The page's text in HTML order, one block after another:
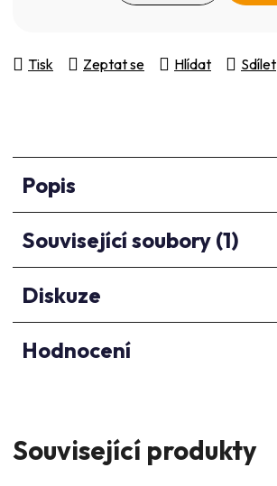
Tisk Zeptat se Hlídat Sdílet
Popis
Související soubory (1)
Diskuze
Hodnocení
Související produkty